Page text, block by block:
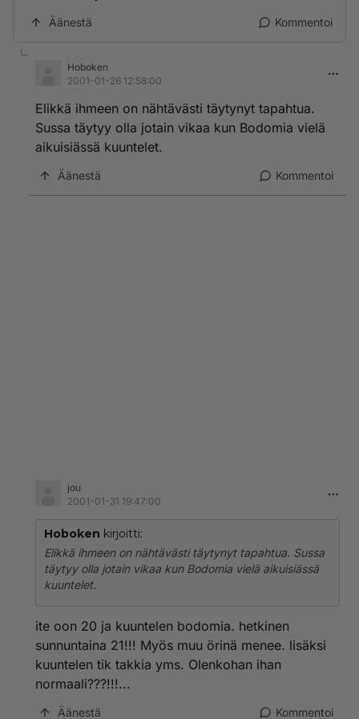
Äänestä Kommentoi
Hoboken
2001-01-26 12:58:00
Elikkä ihmeen on nähtävästi täytynyt tapahtua.
Sussa täytyy olla jotain vikaa kun Bodomia vielä
aikuisiässä kuuntelet.
Äänestä Kommentoi
jou
2001-01-31 19:47:00
Hoboken kirjoitti:
Elikkä ihmeen on nähtävästi täytynyt tapahtua. Sussa
täytyy olla jotain vikaa kun Bodomia vielä aikuisiässä
kuuntelet.
ite oon 20 ja kuuntelen bodomia. hetkinen
sunnuntaina 21!!! Myös muu örinä menee. lisäksi
kuuntelen tik takkia yms. Olenkohan ihan
normaali???!!!...
Äänestä Kommentoi